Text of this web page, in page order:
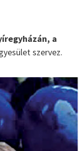
a
szervez.
Illatalkotóiban